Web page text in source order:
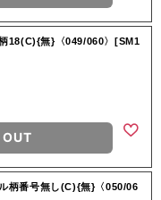
18(C){無}〈049/060〉[SM1
柄番号無し(C){無}〈050/06